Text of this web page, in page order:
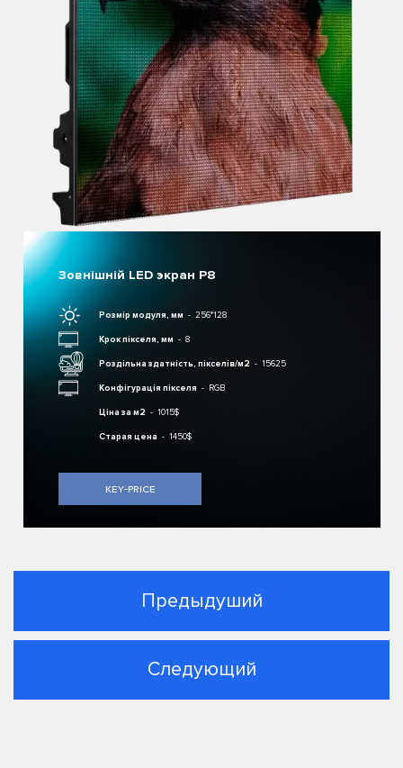
Зовнішній LED экран P8
Розмір модуля, мм 256*128
Крок пікселя, мм 8
Роздільна здатність, пікселів/м2 15625
Конфігурація пікселя RGB
Ціна за м2 1015$
Старая цена 1450$
key-price
Предыдуший
Следующий